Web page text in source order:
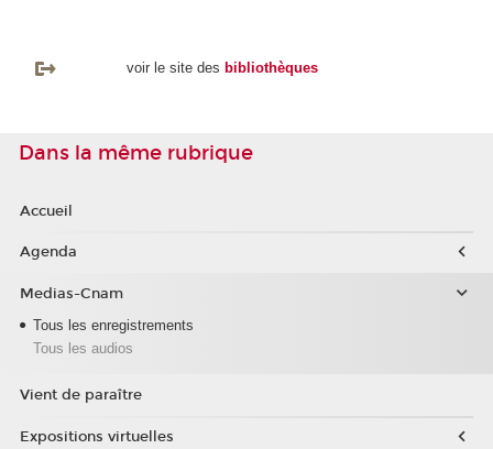
voir le site des bibliothèques
Dans la même rubrique
Accueil
Agenda
Medias-Cnam
Tous les enregistrements
Tous les audios
Vient de paraître
Expositions virtuelles